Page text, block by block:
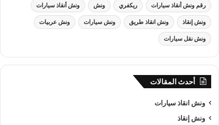
رقم ونش أنقاذ سيارات ريكفري ونش ونش أنقاذ سيارات
ونش إنقاذ ونش انقاذ طريق ونش سيارات ونش عربيات
ونش نقل سيارات
أحدث المقالات
ونش انقاذ سيارات
ونش إنقاذ